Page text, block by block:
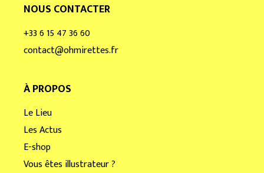
NOUS CONTACTER
+33 6 15 47 36 60
contact@ohmirettes.fr
À PROPOS
Le Lieu
Les Actus
E-shop
Vous êtes illustrateur ?